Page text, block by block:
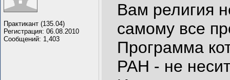
Практикант (135.04)
Регистрация: 06.08.2010
Сообщений: 1,403
Вам религия
самому все
Программа
РАН - не